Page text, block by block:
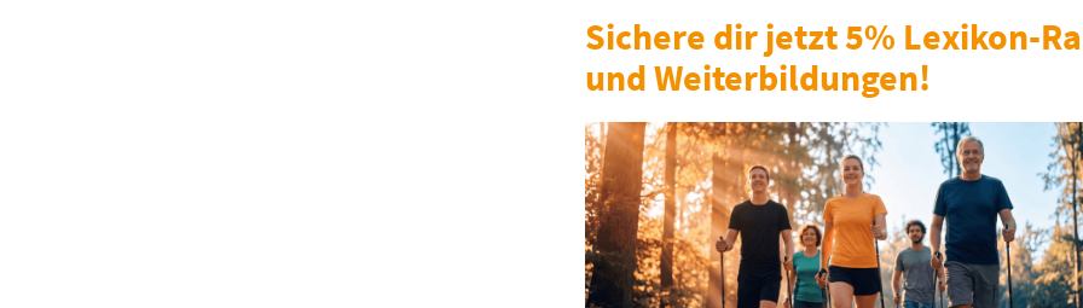
Sichere dir jetzt 5% Lexikon-
und Weiterbildungen!